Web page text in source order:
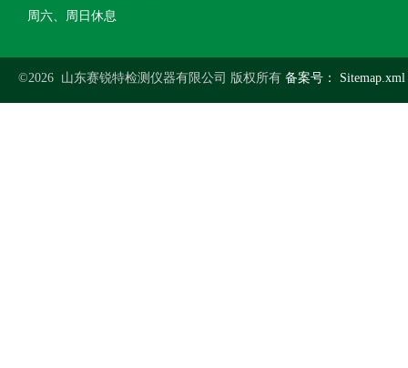
周六、周日休息
©2026 山东赛锐特检测仪器有限公司 版权所有 备案号： Sitemap.xml